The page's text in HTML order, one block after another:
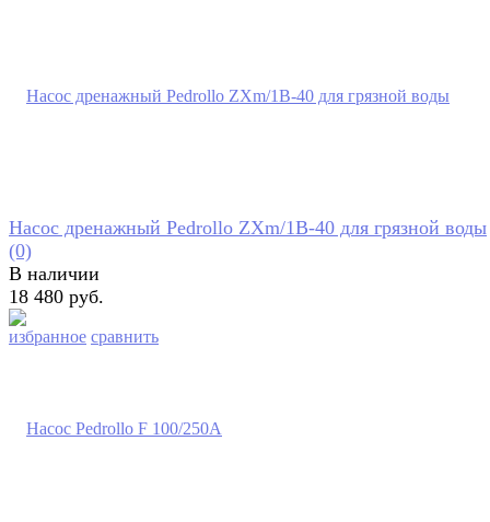
избранное сравнить
Насос дренажный Pedrollo ZXm/1В-40 для грязной воды
(0)
В наличии
18 480 руб.